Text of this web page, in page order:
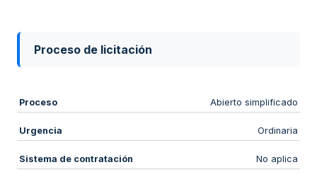
Proceso de licitación
Proceso Abierto simplificado
Urgencia Ordinaria
Sistema de contratación No aplica